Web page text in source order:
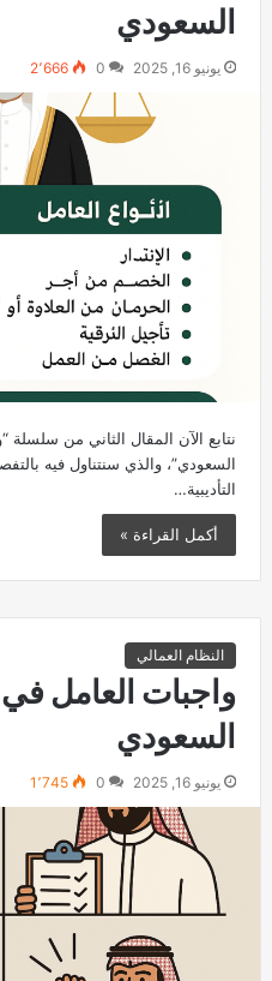
السعودي
يونيو 16, 2025 0 2٬666
نتابع الآن المقال الثاني من
السعودي”، والذي سنتناول فيه
التأديبية…
أكمل القراءة »
النظام العمالي
واجبات العامل
السعودي
يونيو 16, 2025 0 1٬745